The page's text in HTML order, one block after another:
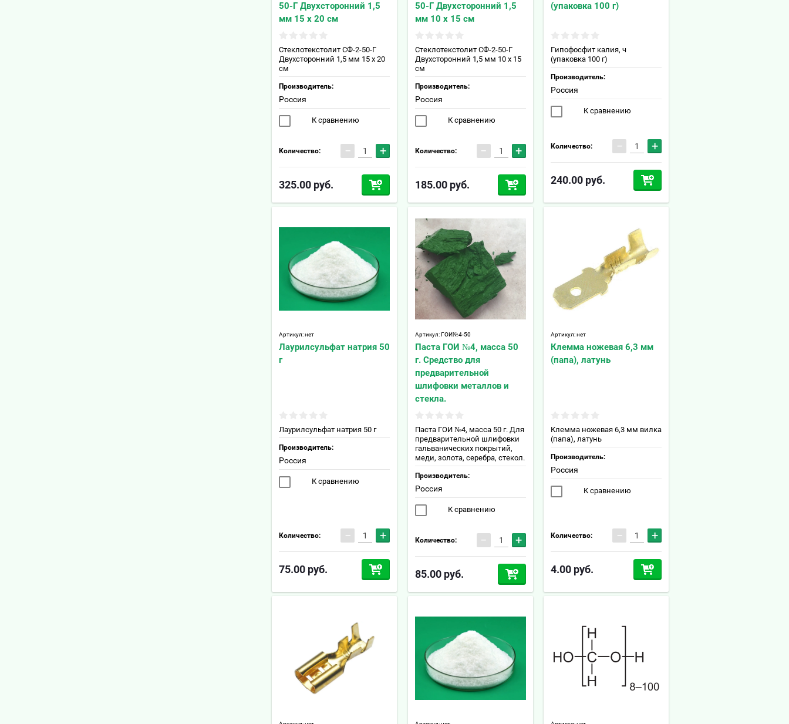
50-Г Двухсторонний 1,5
мм 15 х 20 см
Стеклотекстолит СФ-2-50-Г
Двухсторонний 1,5 мм 15 х 20
см
Производитель:
Россия
К сравнению
Количество: − +
325.00 руб.
50-Г Двухсторонний 1,5
мм 10 х 15 см
Стеклотекстолит СФ-2-50-Г
Двухсторонний 1,5 мм 10 х 15
см
Производитель:
Россия
К сравнению
Количество: − +
185.00руб.
(упаковка 100 г)
Гипофосфит калия, ч
(упаковка 100 г)
Производитель:
Россия
К сравнению
Количество: − +
240.00 руб.
Артикул:нет
Лаурилсульфат натрия 50
г
Лаурилсульфат натрия 50 г
Производитель:
Россия
К сравнению
Количество: − +
75.00 руб.
Артикул:ГОИ№4-50
Паста ГОИ №4, масса 50
г. Средство для
предварительной
шлифовки металлов и
стекла.
Паста ГОИ №4, масса 50 г. Для
предварительной шлифовки
гальванических покрытий,
меди, золота, серебра, стекол.
Производитель:
Россия
К сравнению
Количество: − +
85.00руб.
Артикул:нет
Клемма ножевая 6,3 мм
(папа), латунь
Клемма ножевая 6,3 мм вилка
(папа), латунь
Производитель:
Россия
К сравнению
Количество: − +
4.00 руб.